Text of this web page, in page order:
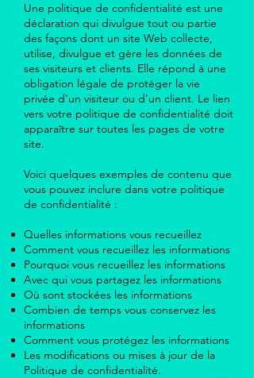
Une politique de confidentialité est une
déclaration qui divulgue tout ou partie
des façons dont un site Web collecte,
utilise, divulgue et gère les données de
ses visiteurs et clients. Elle répond à une
obligation légale de protéger la vie
privée d'un visiteur ou d'un client. Le lien
vers votre politique de confidentialité doit
apparaître sur toutes les pages de votre
site.
Voici quelques exemples de contenu que
vous pouvez inclure dans votre politique
de confidentialité :
Quelles informations vous recueillez
Comment vous recueillez les informations
Pourquoi vous recueillez les informations
Avec qui vous partagez les informations
Où sont stockées les informations
Combien de temps vous conservez les
informations
Comment vous protégez les informations
Les modifications ou mises à jour de la
Politique de confidentialité.